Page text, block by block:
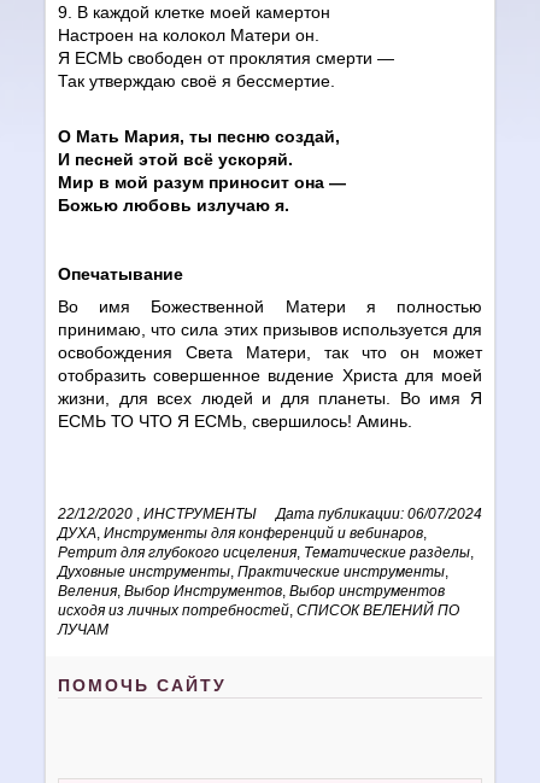
9. В каждой клетке моей камертон
Настроен на колокол Матери он.
Я ЕСМЬ свободен от проклятия смерти —
Так утверждаю своё я бессмертие.
О Мать Мария, ты песню создай,
И песней этой всё ускоряй.
Мир в мой разум приносит она —
Божью любовь излучаю я.
Опечатывание
Во имя Божественной Матери я полностью
принимаю, что сила этих призывов используется для
освобождения Света Матери, так что он может
отобразить совершенное видение Христа для моей
жизни, для всех людей и для планеты. Во имя Я
ЕСМЬ ТО ЧТО Я ЕСМЬ, свершилось! Аминь.
22/12/2020 Дата публикации: 06/07/2024
,ИНСТРУМЕНТЫ
ДУХА ,Инструменты для конференций и вебинаров
Ретрит для глубокого исцеления Тематические разделы
Духовные инструменты ,Практические инструменты
Веления ,Выбор Инструментов ,Выбор инструментов
исходя из личных потребностей ,СПИСОК ВЕЛЕНИЙ ПО
ЛУЧАМ
ПОМОЧЬ САЙТУ